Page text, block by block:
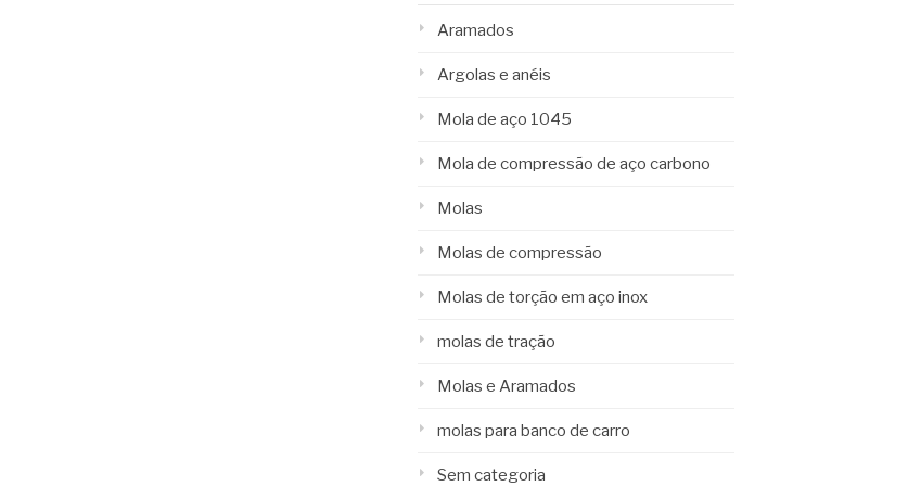
Aramados
Argolas e anéis
Mola de aço 1045
Mola de compressão de aço carbono
Molas
Molas de compressão
Molas de torção em aço inox
molas de tração
Molas e Aramados
molas para banco de carro
Sem categoria